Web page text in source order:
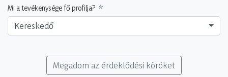
Mi a tevékenysége fő profilja?
Kereskedő
Megadom az érdeklődési köröket